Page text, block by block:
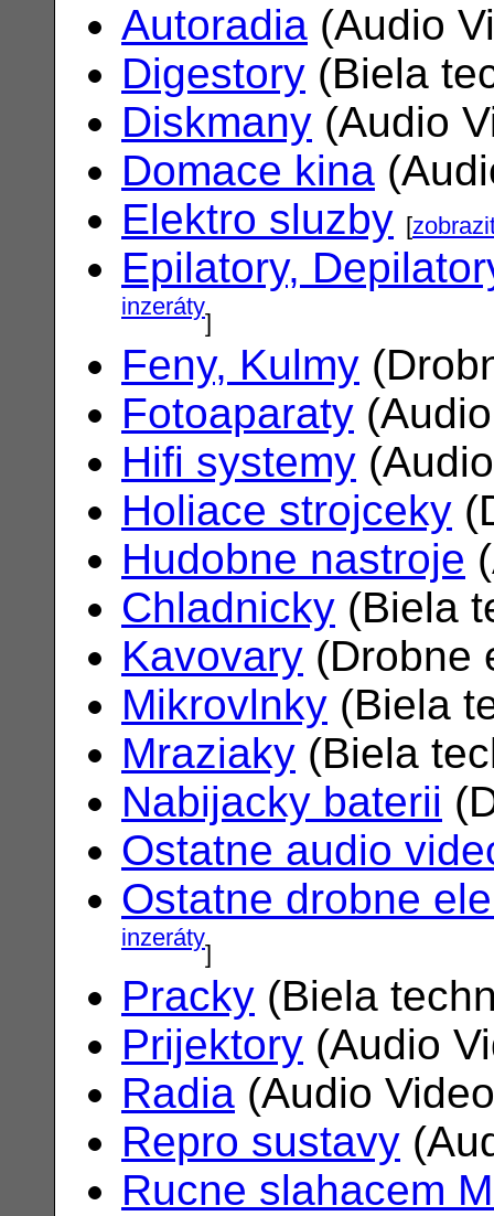
Autoradia (Audio
Digestory (Biela
Diskmany (Audio
Domace kina
Elektro sluzby [
Epilatory,
inzeráty]
Feny, Kulmy
Fotoaparaty
Hifi systemy
Holiace strojceky
Hudobne nastroje
Chladnicky (Biela
Kavovary (Drobne
Mikrovlnky (Biela
Mraziaky (Biela
Nabijacky baterii
Ostatne audio
Ostatne drobne
inzeráty]
Pracky (Biela
Prijektory (Audio
Radia (Audio
Repro sustavy
Rucne slahacem